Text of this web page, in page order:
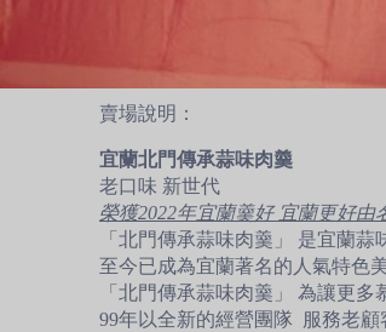
賣場說明：
宜蘭北門傳承蒜味肉羹
老口味 新世代
榮獲2022年宜蘭羹好 宜蘭更好
「北門傳承蒜味肉羹」 是宜蘭
至今已成為宜蘭著名的人氣特色美
「北門傳承蒜味肉羹」 為讓更
99年以全新的經營團隊 服務老顧